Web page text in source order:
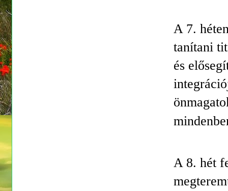
A 7.
tanítani
és
A 8. hét